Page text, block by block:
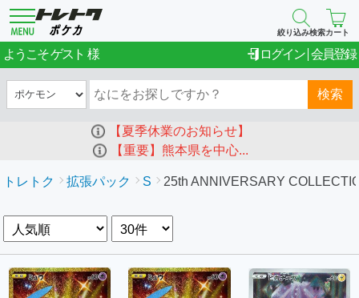
絞り込み検索カート
ようこそゲスト ログイン 会員登録
検索
【夏季休業のお知らせ】
【重要】熊本県を中心...
トレトク 拡張パック S 25th ANNIVERSARY